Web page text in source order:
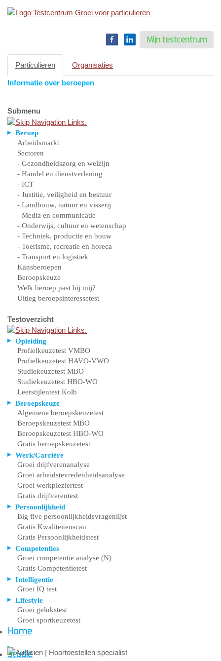
Mijn testcentrum
Particulieren Organisaties
Informatie over beroepen
Submenu
Beroep
Arbeidsmarkt
Sectoren
- Gezondheidszorg en welzijn
- Handel en dienstverlening
- ICT
- Justitie, veiligheid en bestuur
- Landbouw, natuur en visserij
- Media en communicatie
- Onderwijs, cultuur en wetenschap
- Techniek, productie en bouw
- Toerisme, recreatie en horeca
- Transport en logistiek
Kansberoepen
Beroepskeuze
Welk beroep past bij mij?
Uitleg beroepsinteressetest
Testoverzicht
Opleiding
Profielkeuzetest VMBO
Profielkeuzetest HAVO-VWO
Studiekeuzetest MBO
Studiekeuzetest HBO-WO
Leerstijlentest Kolb
Beroepskeuze
Algemene beroepskeuzetest
Beroepskeuzetest MBO
Beroepskeuzetest HBO-WO
Gratis beroepskeuzetest
Werk/Carrière
Groei drijfverenanalyse
Groei arbeidstevredenheidsanalyse
Groei werkpleziertest
Gratis drijfverentest
Persoonlijkheid
Big five persoonlijkheidsvragenlijst
Gratis Kwaliteitenscan
Gratis Persoonlijkheidstest
Competenties
Groei competentie analyse (N)
Gratis Competentietest
Intelligentie
Groei IQ test
Lifestyle
Groei gelukstest
Groei sportkeuzetest
Home
Studie